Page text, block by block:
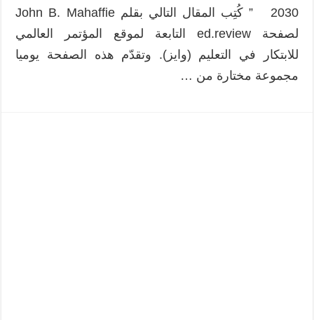
2030 ” كُتِب المقال التالي بقلم John B. Mahaffie
لصفحة ed.review التابعة لموقع المؤتمر العالمي
للابتكار في التعليم (وايز). وتقدّم هذه الصفحة يوميا
مجموعة مختارة من …